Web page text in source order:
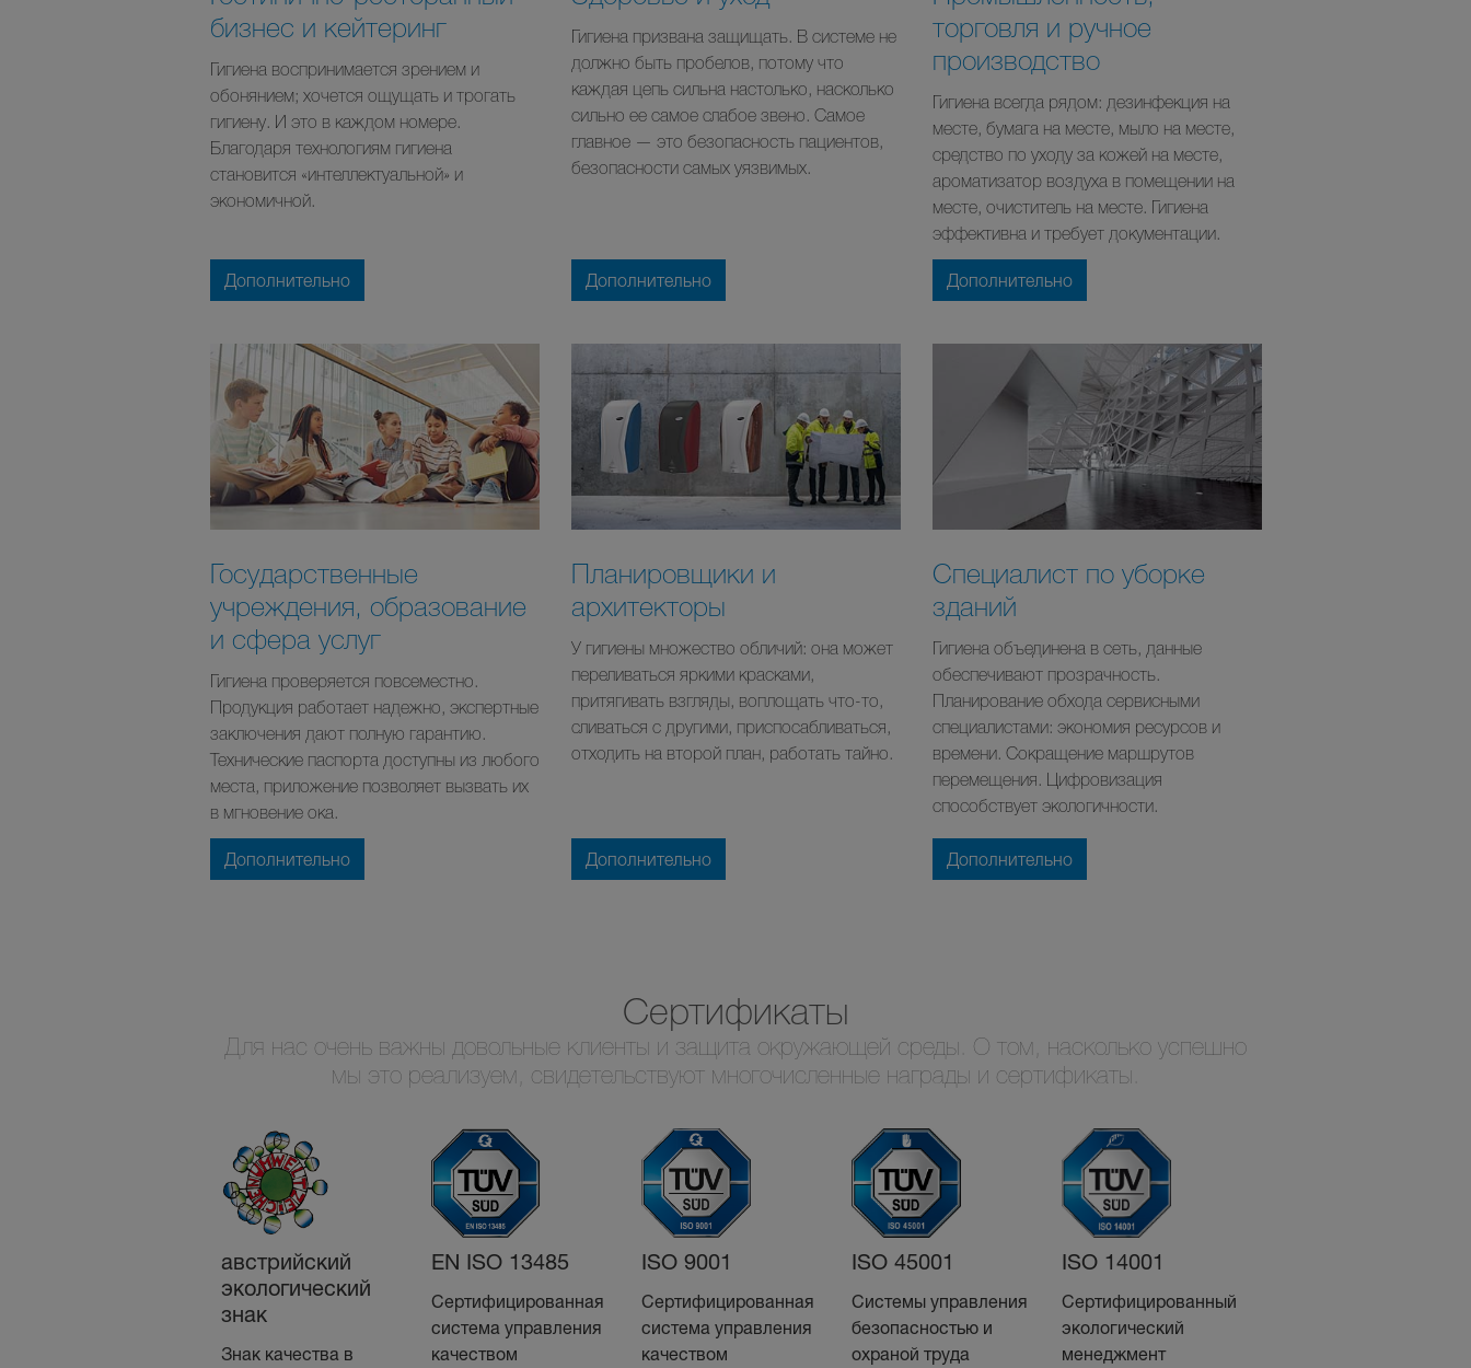
бизнес и кейтеринг
Гигиена воспринимается зрением и
обонянием; хочется ощущать и трогать
гигиену. И это в каждом номере.
Благодаря технологиям гигиена
становится «интеллектуальной» и
экономичной.
Дополнительно
Гигиена призвана защищать. В системе не
должно быть пробелов, потому что
каждая цепь сильна настолько, насколько
сильно ее самое слабое звено. Самое
главное — это безопасность пациентов,
безопасности самых уязвимых.
Дополнительно
торговля и ручное
производство
Гигиена всегда рядом: дезинфекция на
месте, бумага на месте, мыло на месте,
средство по уходу за кожей на месте,
ароматизатор воздуха в помещении на
месте, очиститель на месте. Гигиена
эффективна и требует документации.
Дополнительно
Государственные
учреждения, образование
и сфера услуг
Гигиена проверяется повсеместно.
Продукция работает надежно, экспертные
заключения дают полную гарантию.
Технические паспорта доступны из любого
места, приложение позволяет вызвать их
в мгновение ока.
Дополнительно
Планировщики и
архитекторы
У гигиены множество обличий: она может
переливаться яркими красками,
притягивать взгляды, воплощать что-то,
сливаться с другими, приспосабливаться,
отходить на второй план, работать тайно.
Дополнительно
Специалист по уборке
зданий
Гигиена объединена в сеть, данные
обеспечивают прозрачность.
Планирование обхода сервисными
специалистами: экономия ресурсов и
времени. Сокращение маршрутов
перемещения. Цифровизация
способствует экологичности.
Дополнительно
Сертификаты
Для нас очень важны довольные клиенты и защита окружающей среды. О том, насколько успешно
мы это реализуем, свидетельствуют многочисленные награды и сертификаты.
австрийский
экологический
знак
Знак качества в
EN ISO 13485
Сертифицированная
система управления
качеством
ISO 9001
Сертифицированная
система управления
качеством
ISO 45001
Системы управления
безопасностью и
охраной труда
ISO 14001
Сертифицированный
экологический
менеджмент